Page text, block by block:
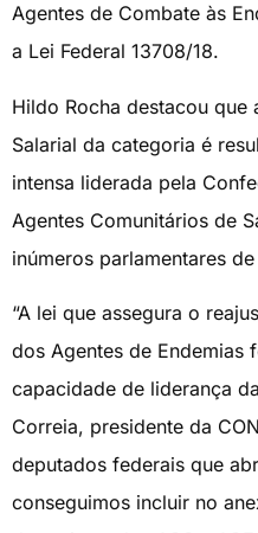
Agentes de Combate às
a Lei Federal 13708/18.
Hildo Rocha destacou que
Salarial da categoria é
intensa liderada pela
Agentes Comunitários de
inúmeros parlamentares
“A lei que assegura o
dos Agentes de Endemias
capacidade de liderança
Correia, presidente da
deputados federais que
conseguimos incluir no